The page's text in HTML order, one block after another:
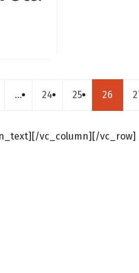
navigation
postes
… 24 25 26
vc_column][/vc_row]